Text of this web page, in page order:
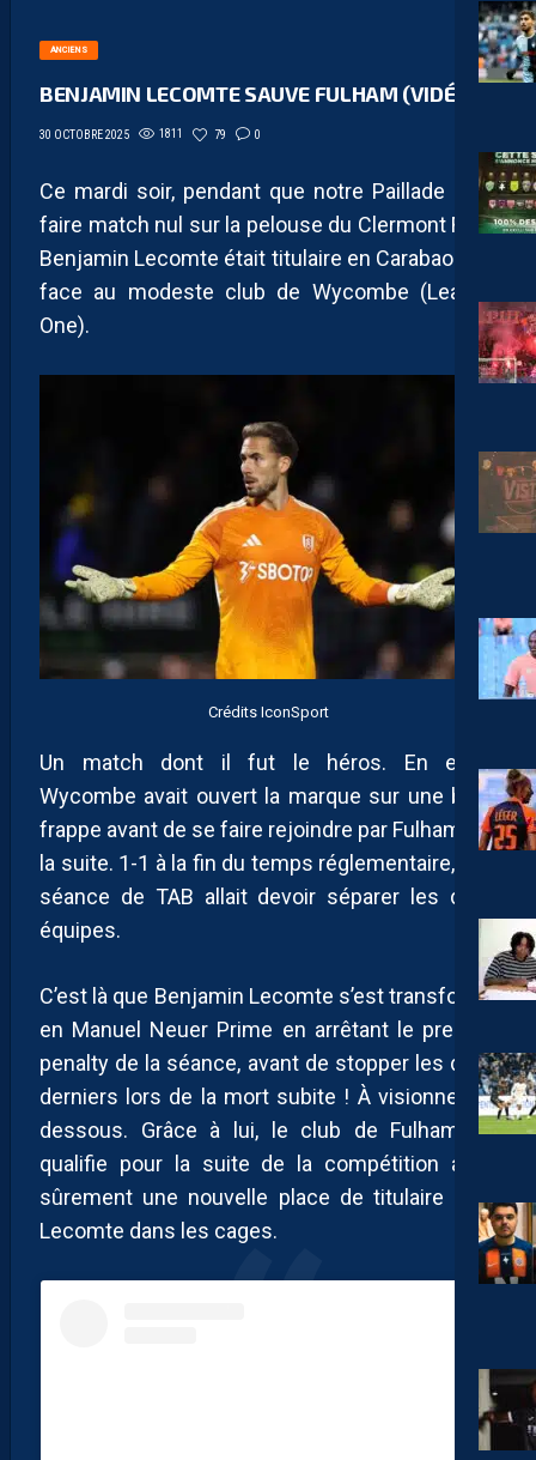
ANCIENS
BENJAMIN LECOMTE SAUVE FULHAM (VIDÉO)
30 OCTOBRE 2025 1811 79 0
Ce mardi soir, pendant que notre Paillade allait
faire match nul sur la pelouse du Clermont Foot,
Benjamin Lecomte était titulaire en Carabao Cup
face au modeste club de Wycombe (League
One).
Crédits IconSport
Un match dont il fut le héros. En effet,
Wycombe avait ouvert la marque sur une belle
frappe avant de se faire rejoindre par Fulham par
la suite. 1-1 à la fin du temps réglementaire, une
séance de TAB allait devoir séparer les deux
équipes.
C’est là que Benjamin Lecomte s’est transformé
en Manuel Neuer Prime en arrêtant le premier
penalty de la séance, avant de stopper les deux
derniers lors de la mort subite ! À visionner ci-
dessous. Grâce à lui, le club de Fulham se
qualifie pour la suite de la compétition avec
sûrement une nouvelle place de titulaire pour
Lecomte dans les cages.